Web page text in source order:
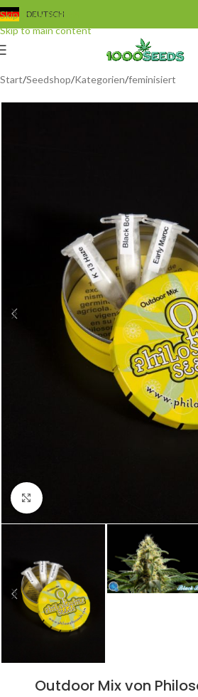
Skip to navigation
Skip to main content
DEUTSCH
Start/Seedshop/Kategorien/feminisiert
Click to enlarge
Outdoor Mix von